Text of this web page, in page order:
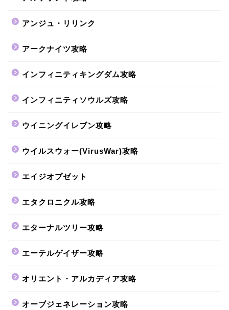
アンジュ・リリンク
アークナイツ攻略
インフィニティキングダム攻略
インフィニティソウルズ攻略
ウイニングイレブン攻略
ウイルスウォー(VirusWar)攻略
エイジオブゼット
エタクロニクル攻略
エターナルツリー攻略
エーテルゲイザー攻略
オリエント・アルカディア攻略
オーブジェネレーション攻略